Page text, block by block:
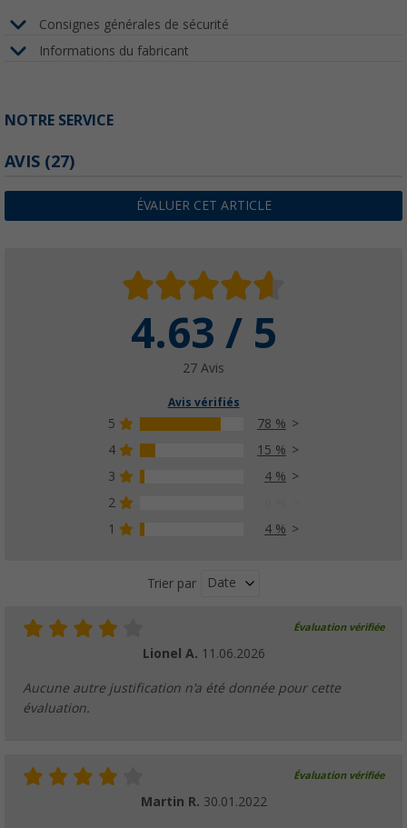
Consignes générales de sécurité
Informations du fabricant
NOTRE SERVICE
AVIS (27)
ÉVALUER CET ARTICLE
4.63 / 5
27 Avis
Avis vérifiés
5
78 %
4
15 %
3
4 %
2
1
4 %
Trier par Date
Évaluation vérifiée
Lionel A. 11.06.2026
Aucune autre justification n'a été donnée pour cette
évaluation.
Évaluation vérifiée
Martin R. 30.01.2022